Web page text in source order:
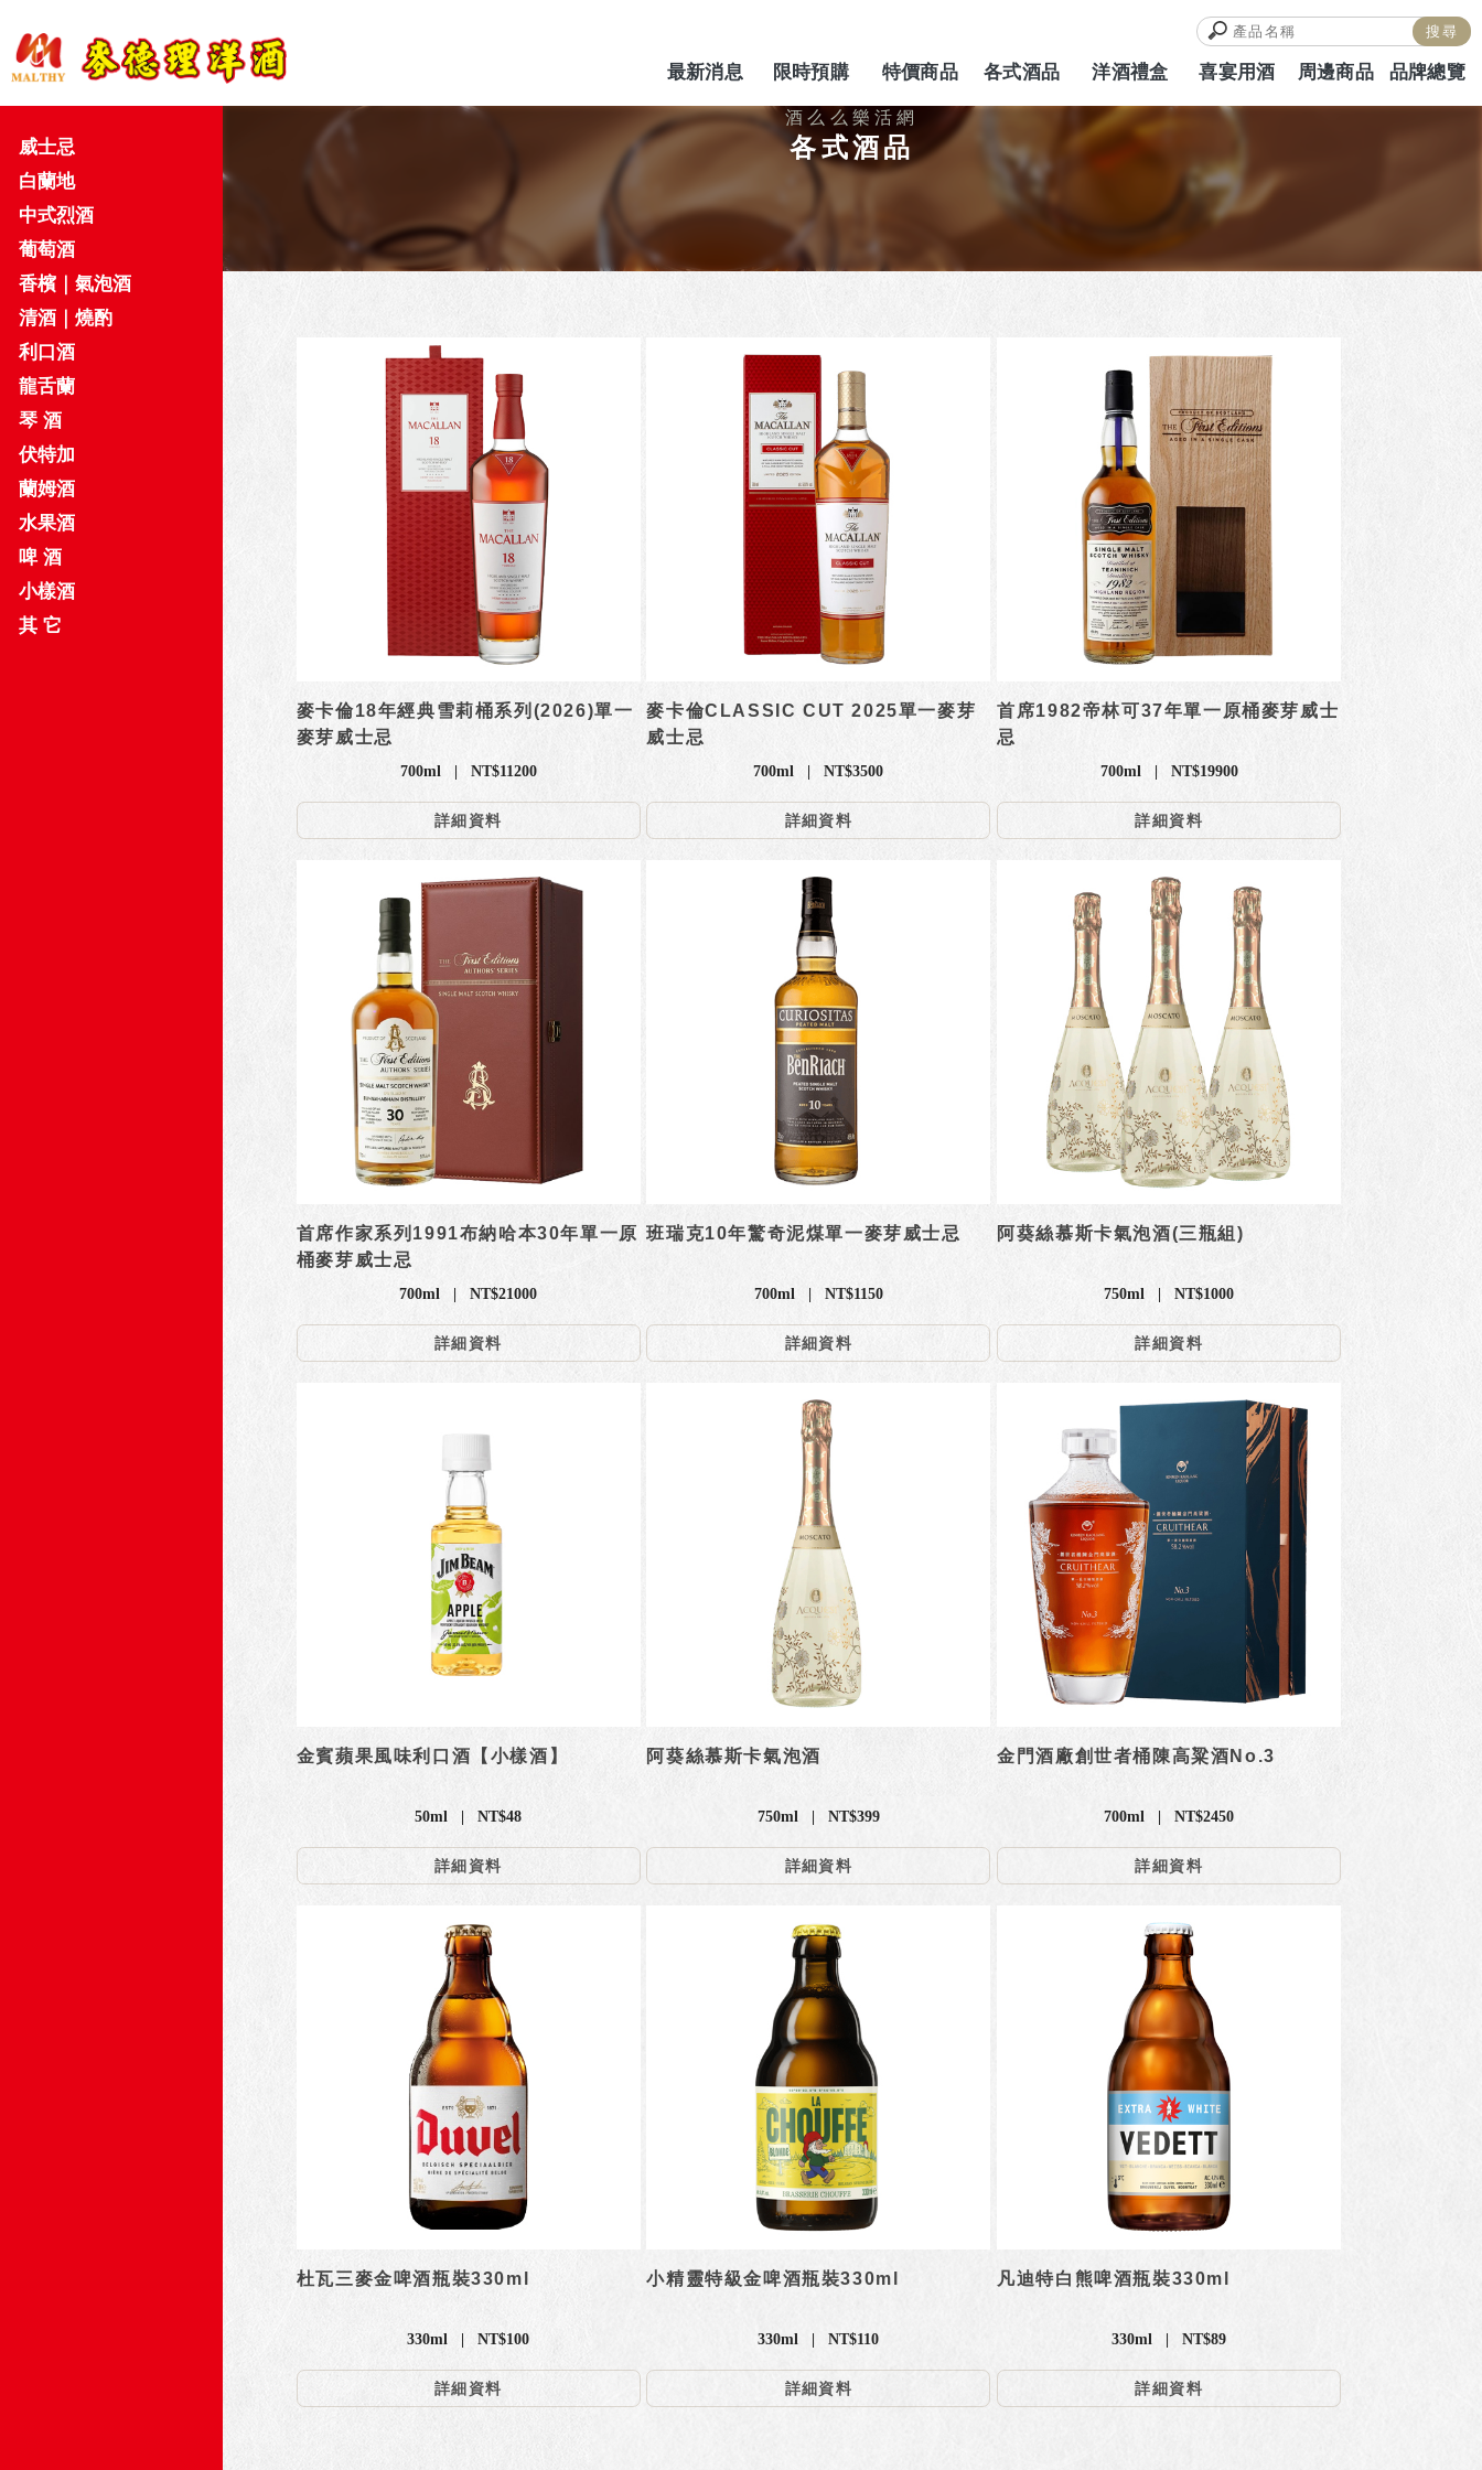
最新消息
NEWS
限時預購
PREORDER
特價商品
SPECIAL
各式酒品 洋酒禮盒
HAMPERS
喜宴用酒
WEDDING
周邊商品 品牌總覽
各式酒品
麥卡倫18年經典雪莉桶系列(2026)單一
麥芽威士忌
700ml | NT$11200
詳細資料
麥卡倫CLASSIC CUT 2025單一麥芽
威士忌
700ml | NT$3500
詳細資料
首席1982帝林可37年單一原桶麥芽威士
忌
700ml | NT$19900
詳細資料
首席作家系列1991布納哈本30年單一原
桶麥芽威士忌
700ml | NT$21000
詳細資料
班瑞克10年驚奇泥煤單一麥芽威士忌
700ml | NT$1150
詳細資料
阿葵絲慕斯卡氣泡酒(三瓶組)
750ml | NT$1000
詳細資料
金賓蘋果風味利口酒【小樣酒】
50ml | NT$48
詳細資料
阿葵絲慕斯卡氣泡酒
750ml | NT$399
詳細資料
金門酒廠創世者桶陳高粱酒No.3
700ml | NT$2450
詳細資料
杜瓦三麥金啤酒瓶裝330ml
330ml | NT$100
詳細資料
小精靈特級金啤酒瓶裝330ml
330ml | NT$110
詳細資料
凡迪特白熊啤酒瓶裝330ml
330ml | NT$89
詳細資料
威士忌
白蘭地
中式烈酒
葡萄酒
香檳｜氣泡酒
清酒｜燒酌
利口酒
龍舌蘭
琴 酒
伏特加
蘭姆酒
水果酒
啤 酒
小樣酒
其 它